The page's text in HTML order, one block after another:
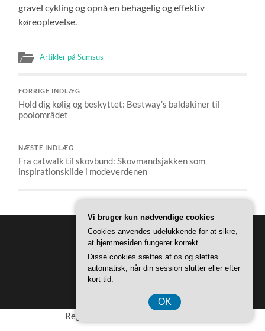
gravel cykling og opnå en behagelig og effektiv
køreoplevelse.
Artikler på Sumsus
FORRIGE INDLÆG
Hold dig kølig og beskyttet: Bestway’s baldakiner til
poolområdet
NÆSTE INDLÆG
Fra catwalk til skovbund: Skovmandsjakken som
inspirationskilde i modeverdenen
Registreringsnummer 37 40 77 39
Vi bruger kun nødvendige cookies
Cookies anvendes udelukkende for at sikre,
at hjemmesiden fungerer korrekt.
Disse cookies sættes af os og slettes
automatisk, når din session slutter eller efter
kort tid.
OK